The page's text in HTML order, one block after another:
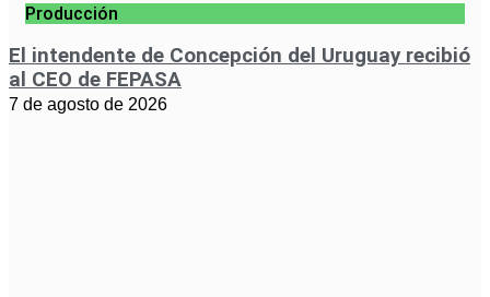
Producción
El intendente de Concepción del Uruguay recibió
al CEO de FEPASA
7 de agosto de 2026